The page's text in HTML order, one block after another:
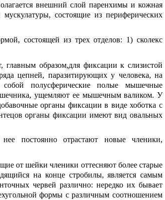
внешний слой паренхимы и кожная
состоящие из периферических
состоящей из трех отделов: 1) сколекс
образом,для фиксации к слизистой
цепней, паразитирующих у человека, на
полусферические полые мышечные
ущемляют ее мышечным валиком. У
органы фиксации в виде хоботка с
органы фиксации имеют вид овальных
постоянно отрастают новые членики,
от шейки членики оттесняют более старые
на конце стробилы, является самым
червей различно: нередко их бывает
формы с различным соотношением